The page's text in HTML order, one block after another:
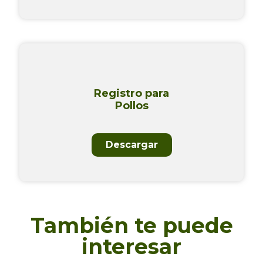
Registro para
Pollos
Descargar
También te puede
interesar